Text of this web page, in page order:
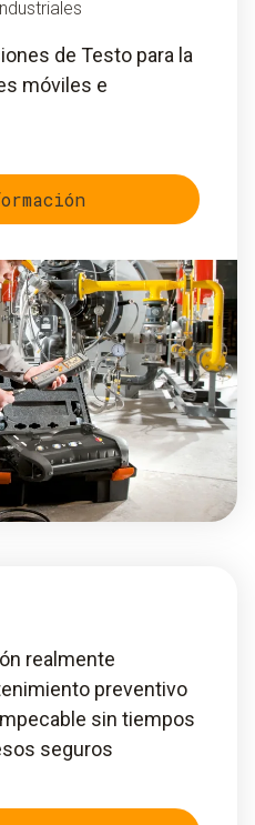
de Testo para la
móviles e
realmente
preventivo
sin tiempos
seguros